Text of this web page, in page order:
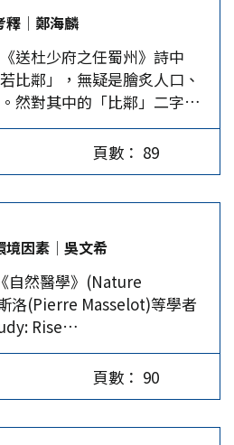
名第3，並打破35項大陸影
預測票房數據顯示，最新預
民幣，預計將進入全球票
魔童鬧海》的前作《哪吒之
元，是2019年的票房冠
馬歷時5年打造。2019年我
因為動漫即俗稱的卡通電
人，吸引力確實有限。但今
電影發展到什麼境界
釋│鄭海麟
送杜少府之任蜀州》詩中
比鄰」，無疑是膾炙人口、
然對其中的「比鄰」二字，
詳，不知其用典和典出何
流行的中文課本和教學參
確的解釋。許多語文教師在
比鄰」引申為「靠近（挨
釋又將「比」解作「並」，
「並鄰」（見「百度百
生義，將「比鄰」直接解釋
是不瞭解「比」「鄰」典出
「鄰」做出正確和全面解讀
比鄰」一詞，典出《周禮
徒」條有：「令五家為比，
頁數： 89
境因素│吳文希
自然醫學》(Nature
洛(Pierre Masselot)等學者
Rise…
頁數： 90